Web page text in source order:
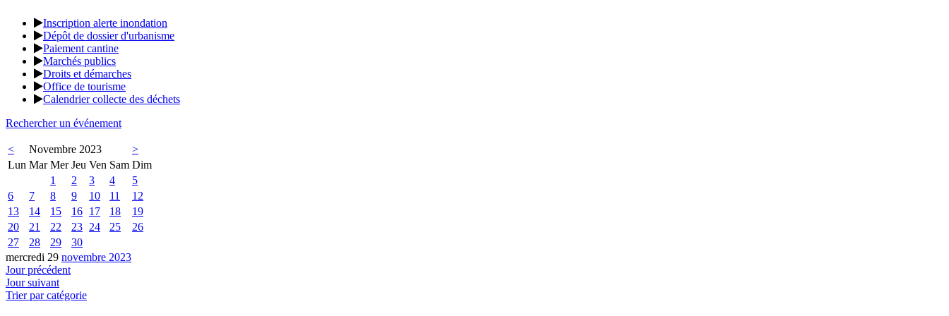
Inscription alerte inondation
Dépôt de dossier d'urbanisme
Paiement cantine
Marchés publics
Droits et démarches
Office de tourisme
Calendrier collecte des déchets
Rechercher un événement
< Novembre 2023
>
Lun Mar Mer Jeu Ven Sam Dim
1
2 3 4
5
6
7 8 9 10 11
12
13
14 15 16 17 18
19
20
21 22 23 24 25
26
27
28 29
30
mercredi 29 novembre 2023
Jour précédent
Jour suivant
Trier par catégorie